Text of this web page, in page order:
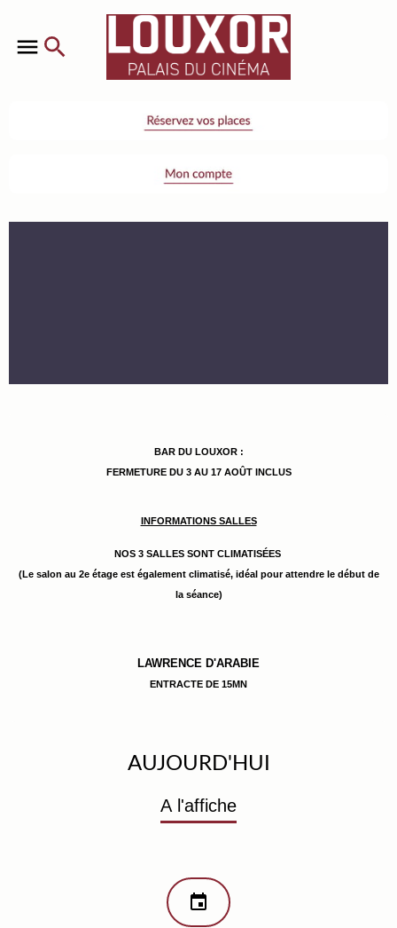
BAR DU LOUXOR :
FERMETURE DU 3 AU 17 AOÛT INCLUS
INFORMATIONS SALLES
NOS 3 SALLES SONT CLIMATISÉES
(Le salon au 2e étage est également climatisé, idéal pour attendre le début de
la séance)
LAWRENCE D'ARABIE
ENTRACTE DE 15MN
AUJOURD'HUI
A l'affiche